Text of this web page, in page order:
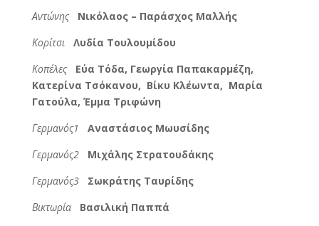
Αντώνης
Νικόλαος – Παράσχος Μαλλής
Κορίτσι
Λυδία Τουλουμίδου
Κοπέλες
Εύα Τόδα, Γεωργία Παπακαρμέζη,
Κατερίνα Τσόκανου, Βίκυ Κλέωντα, Μαρία
Γατούλα, Έμμα Τριφώνη
Γερμανός1
Αναστάσιος Μωυσίδης
Γερμανός2
Μιχάλης Στρατουδάκης
Γερμανός3
Σωκράτης Ταυρίδης
Βικτωρία
Βασιλική Παππά